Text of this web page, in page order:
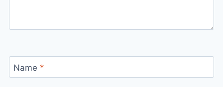
Name *